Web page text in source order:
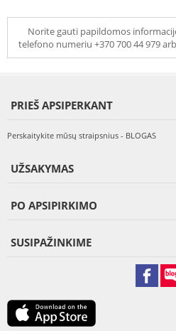
Norite gauti papildomos
telefono numeriu +370 700 44 979
PRIEŠ APSIPERKANT
Perskaitykite mūsų straipsnius - BLOGAS
UŽSAKYMAS
PO APSIPIRKIMO
SUSIPAŽINKIME